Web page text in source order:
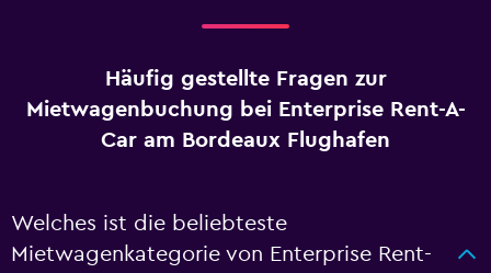
Häufig gestellte Fragen zur
Mietwagenbuchung bei Enterprise Rent-A-
Car am Bordeaux Flughafen
Welches ist die beliebteste
Mietwagenkategorie von Enterprise Rent-